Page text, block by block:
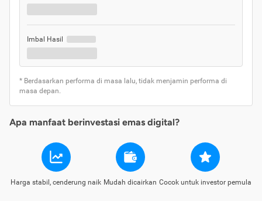
Imbal Hasil
* Berdasarkan performa di masa lalu, tidak menjamin performa di
masa depan.
Apa manfaat berinvestasi emas digital?
Harga stabil, cenderung naik Mudah dicairkan Cocok untuk investor pemula